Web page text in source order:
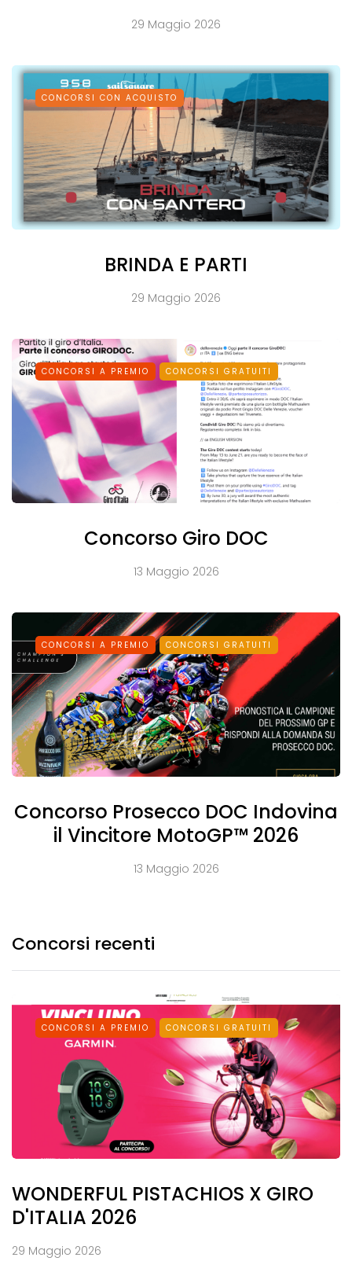
29 Maggio 2026
CONCORSI CON ACQUISTO
BRINDA E PARTI
29 Maggio 2026
CONCORSI A PREMIO CONCORSI GRATUITI
Concorso Giro DOC
13 Maggio 2026
CONCORSI A PREMIO CONCORSI GRATUITI
Concorso Prosecco DOC Indovina
il Vincitore MotoGP™ 2026
13 Maggio 2026
Concorsi recenti
CONCORSI A PREMIO CONCORSI GRATUITI
WONDERFUL PISTACHIOS X GIRO
D'ITALIA 2026
29 Maggio 2026